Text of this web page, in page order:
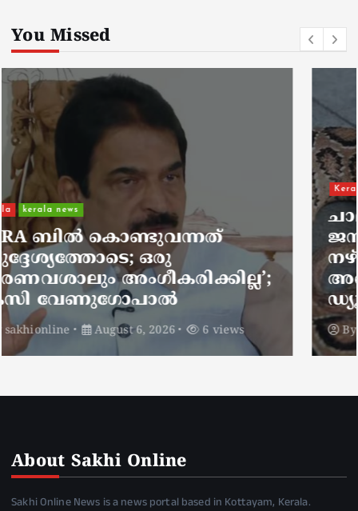
You Missed
kerala news
ചാലിശേരിയില്‍ സര്‍ക്കാര്‍
ജനകീയ ആരോഗ്യകേന്ദ്രത്തില്‍
നഴ്സിന് അണലിയുടെ കടിയേറ്റു;
അണലിയുടെ കടിയേറ്റത്
ഡ്യൂട്ടിക്കിടെ
Bysakhionline August 6, 2026
About Sakhi Online
Sakhi Online News is a news portal based in Kottayam, Kerala.